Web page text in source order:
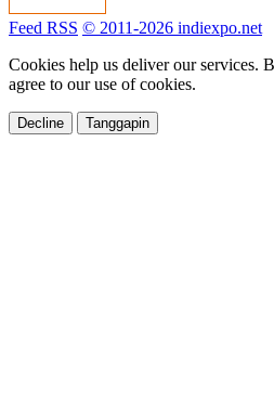
Feed RSS © 2011-2026 indiexpo.net
Cookies help us deliver our services.
agree to our use of cookies.
Decline Tanggapin